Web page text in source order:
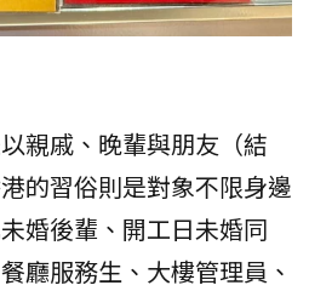
親戚、晚輩與朋友（結
的習俗則是對象不限身邊
婚後輩、開工日未婚同
廳服務生、大樓管理員、